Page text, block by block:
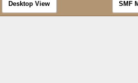
Desktop View SMF